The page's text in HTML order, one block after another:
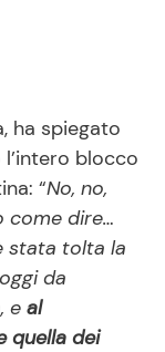
ha spiegato
blocco
“No, no,
come dire…
stata tolta la
da
e al
quella dei